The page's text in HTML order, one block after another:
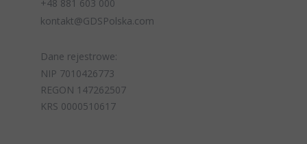
+48 881 603 000
kontakt@GDSPolska.com
Dane rejestrowe:
NIP 7010426773
REGON 147262507
KRS 0000510617